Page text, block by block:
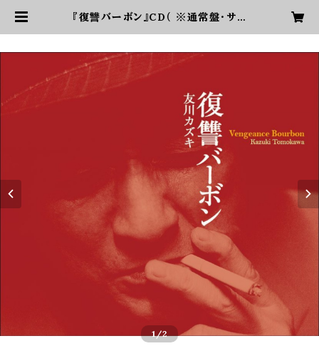
『復讐バーボン』CD（ ※通常盤・サイ
1/2